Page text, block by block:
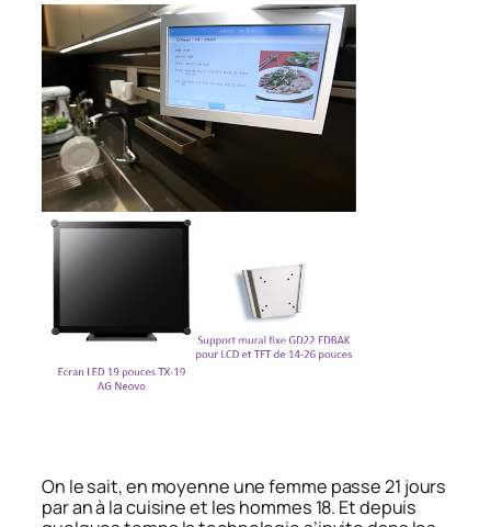
On le sait, en moyenne une femme passe 21 jours
par an à la cuisine et les hommes 18. Et depuis